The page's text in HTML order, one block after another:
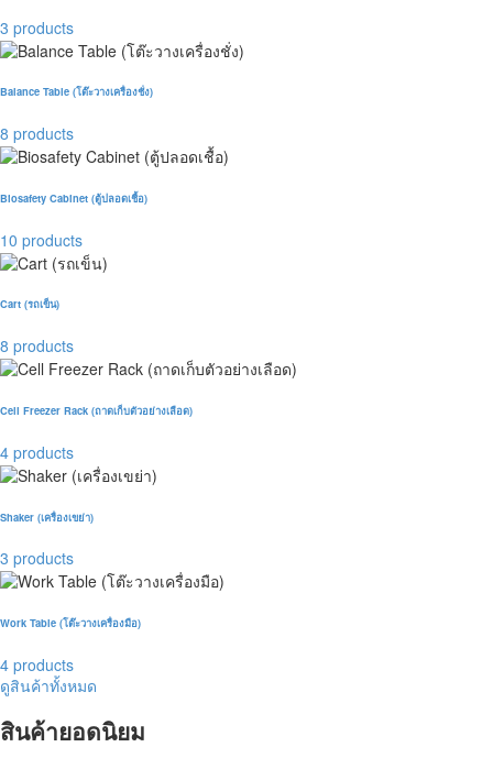
3 products
Balance Table (โต๊ะวางเครื่องชั่ง)
8 products
Biosafety Cabinet (ตู้ปลอดเชื้อ)
10 products
Cart (รถเข็น)
8 products
Cell Freezer Rack (ถาดเก็บตัวอย่างเลือด)
4 products
Shaker (เครื่องเขย่า)
3 products
Work Table (โต๊ะวางเครื่องมือ)
4 products
ดูสินค้าทั้งหมด
สินค้ายอดนิยม